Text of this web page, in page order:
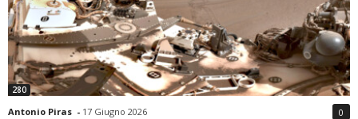
280
Antonio Piras - 17 Giugno 2026 0